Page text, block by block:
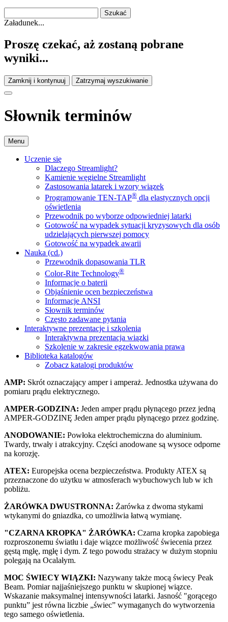
Załadunek...
Proszę czekać, aż zostaną pobrane
wyniki...
Zamknij i kontynuuj Zatrzymaj wyszukiwanie
Słownik terminów
Menu
Uczenie się
Dlaczego Streamlight?
Kamienie węgielne Streamlight
Zastosowania latarek i wzory wiązek
Programowanie TEN-TAP® dla elastycznych opcji
oświetlenia
Przewodnik po wyborze odpowiedniej latarki
Gotowość na wypadek sytuacji kryzysowych dla osób
udzielających pierwszej pomocy
Gotowość na wypadek awarii
Nauka (cd.)
Przewodnik dopasowania TLR
Color-Rite Technology®
Informacje o baterii
Objaśnienie ocen bezpieczeństwa
Informacje ANSI
Słownik terminów
Często zadawane pytania
Interaktywne prezentacje i szkolenia
Interaktywna prezentacja wiązki
Szkolenie w zakresie egzekwowania prawa
Biblioteka katalogów
Zobacz katalogi produktów
AMP: Skrót oznaczający amper i amperaż. Jednostka używana do
pomiaru prądu elektrycznego.
AMPER-GODZINA: Jeden amper prądu płynącego przez jedną
AMPER-GODZINĘ Jeden amper prądu płynącego przez godzinę.
ANODOWANIE: Powłoka elektrochemiczna do aluminium.
Twardy, trwały i atrakcyjny. Części anodowane są wysoce odporne
na korozję.
ATEX: Europejska ocena bezpieczeństwa. Produkty ATEX są
przeznaczone do użytku w atmosferach wybuchowych lub w ich
pobliżu.
ŻARÓWKA DWUSTRONNA: Żarówka z dwoma stykami
wtykanymi do gniazdka, co umożliwia łatwą wymianę.
CZARNA KROPKA
ŻARÓWKA: Czarna kropka zapobiega
rozproszonemu światłu i daje wiązce możliwość świecenia przez
gęstą mgłę, mgłę i dym. Z tego powodu strażacy w dużym stopniu
polegają na Ocalałym.
MOC ŚWIECY WIĄZKI: Nazywany także mocą świecy Peak
Beam. Pomiar najjaśniejszego punktu w skupionej wiązce.
Wskazanie maksymalnej intensywności latarki. Jasność "gorącego
punktu” jest równa liczbie „świec” wymaganych do wytworzenia
tego samego oświetlenia.